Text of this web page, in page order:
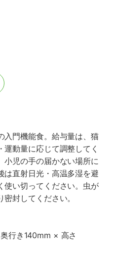
入門機能食。給与量は、猫
動量に応じて調整してく
小児の手の届かない場所に
は直射日光・高温多湿を避
使い切ってください。虫が
封してください。
行き140mm × 高さ